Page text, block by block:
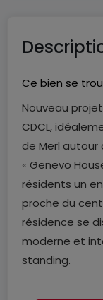
Ce bien se
Nouveau
CDCL,
de Merl autour
« Genevo
résidents un
proche du
résidence se
moderne et
standing.